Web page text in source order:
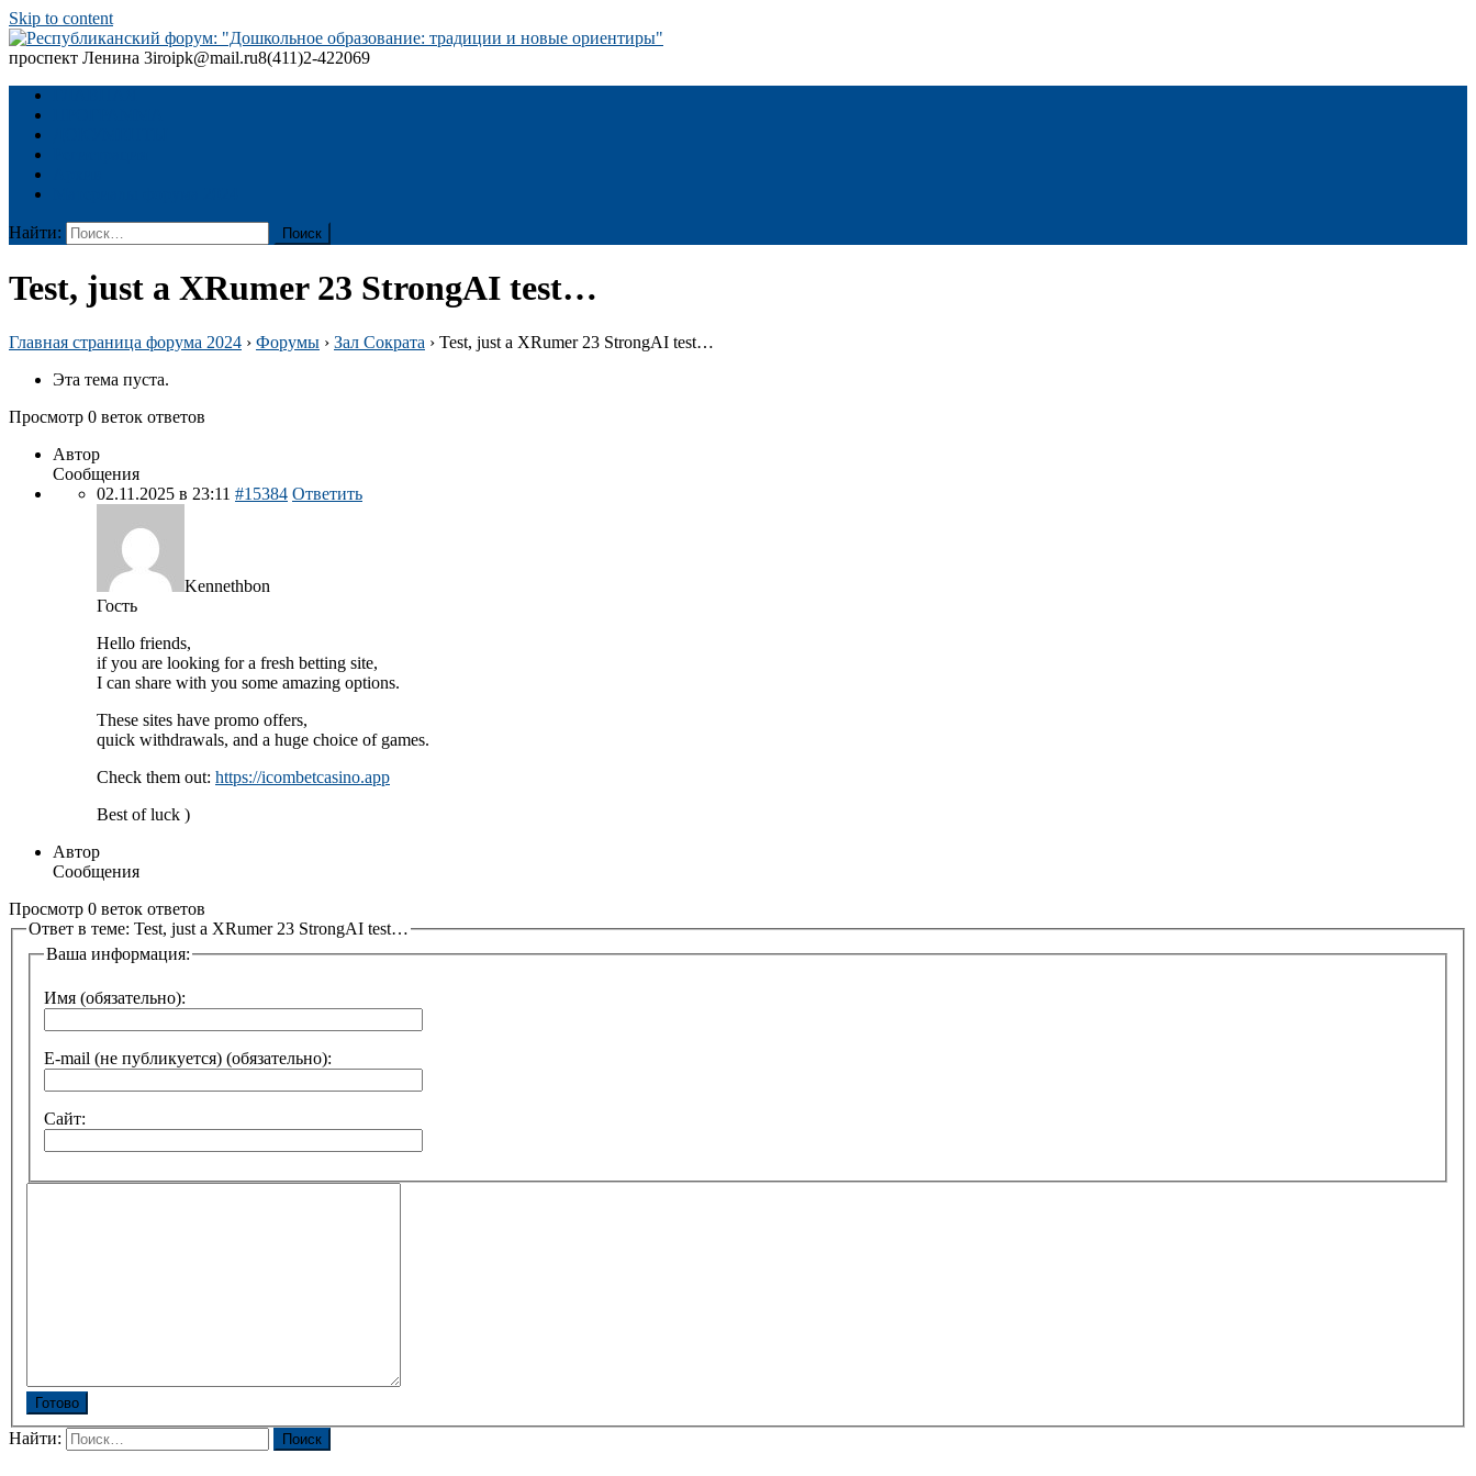
Skip to content
проспект Ленина 3iroipk@mail.ru8(411)2-422069
Найти:
Test, just a XRumer 23 StrongAI test…
Главная страница форума 2024 › Форумы › Зал Сократа › Test, just a XRumer 23 StrongAI test…
Эта тема пуста.
Просмотр 0 веток ответов
Автор
Сообщения
02.11.2025 в 23:11 #15384 Ответить
Kennethbon
Гость
Hello friends,
if you are looking for a fresh betting site,
I can share with you some amazing options.
These sites have promo offers,
quick withdrawals, and a huge choice of games.
Check them out: https://icombetcasino.app
Best of luck )
Автор
Сообщения
Просмотр 0 веток ответов
Ответ в теме: Test, just a XRumer 23 StrongAI test…
Ваша информация:
Имя (обязательно):
E-mail (не публикуется) (обязательно):
Сайт:
Готово
Найти: